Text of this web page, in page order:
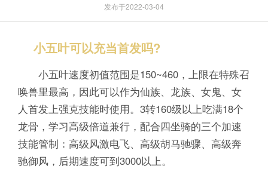
发布于2022-03-04
小五叶可以充当首发吗?
小五叶速度初值范围是150~460，上限在特殊召
唤兽里最高，因此可以作为仙族、龙族、女鬼、女
人首发上强克技能时使用。3转160级以上吃满18个
龙骨，学习高级倍道兼行，配合四坐骑的三个加速
技能管制：高级风激电飞、高级胡马驰骤、高级奔
驰御风，后期速度可到3000以上。